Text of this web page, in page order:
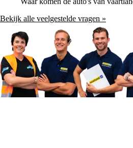
Bekijk alle veelgestelde vragen »